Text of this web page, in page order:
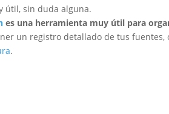
útil, sin duda alguna.
es una herramienta muy útil para
un registro detallado de tus
.